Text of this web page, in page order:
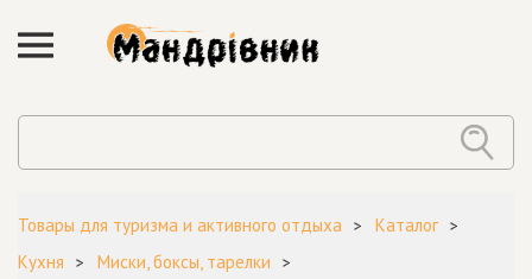
Товары для туризма и активного отдыха
Каталог
Кухня
Миски, боксы, тарелки